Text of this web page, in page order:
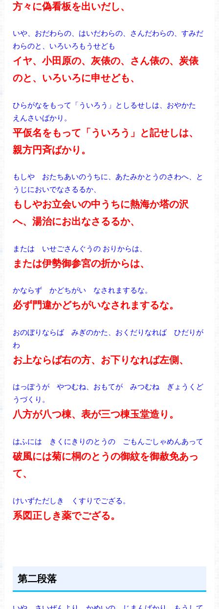
方々に偽看板を出いだし、
いや、おだわらの、はいだわらの、さんだわらの、すみだ
わらのと、いろいろもうせども
イヤ、小田原の、灰俵の、さん俵の、炭俵
のと、いろいろに申せども、
ひらがなをもって「ういろう」としるせしは、おやかた
えんさいばかり。
平仮名をもって「ういろう」と記せしは、
親方円斉ばかり。
もしや おたちあいのうちに、あたみかとうのさわへ、と
うじにおいでなさるるか、
もしやお立会いの中うちに熱海か塔の沢
へ、湯治にお出なさるるか、
または いせごさんぐうの おりからは、
または伊勢御参宮の折からは、
かならず かどちがい なされまするな。
必ず門違かどちがいなされまするな。
おのぼりならば みぎのかた、おくだりなれば ひだりが
わ
お上ならば右の方、お下りなれば左側、
はっぽうが やつむね、おもてが みつむね ぎょうくど
うづくり。
八方が八つ棟、表が三つ棟玉堂造り。
はふには きくにきりのとうの ごもんごしゃめんあって
破風には菊に桐のとうの御紋を御赦免あっ
て、
けいずただしき くすりでござる。
系図正しき薬でござる。
第二段落